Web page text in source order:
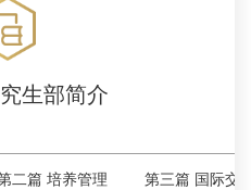
生部简介
二篇 培养管理 第三篇 国际交